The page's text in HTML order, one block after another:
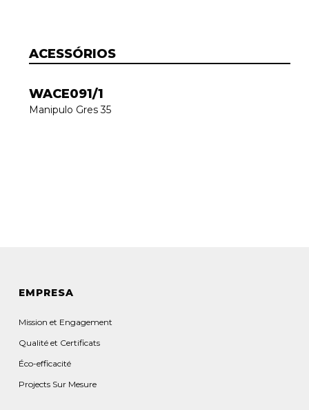
ACESSÓRIOS
WACE091/1
Manipulo Gres 35
EMPRESA
Mission et Engagement
Qualité et Certificats
Éco-efficacité
Projects Sur Mesure